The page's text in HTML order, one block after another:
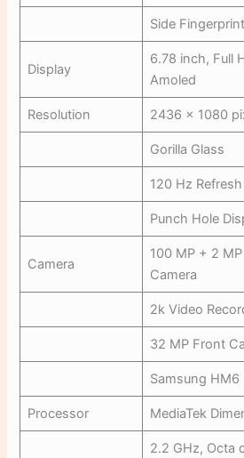
Side
Display
6.78 inch, Full
Amoled
Resolution 2436 x 1080
Gorilla Glass
120 Hz
Punch Hole
Camera
100 MP + 2
Camera
2k Video
32 MP Front
Samsung HM6
Processor MediaTek
2.2 GHz, Octa